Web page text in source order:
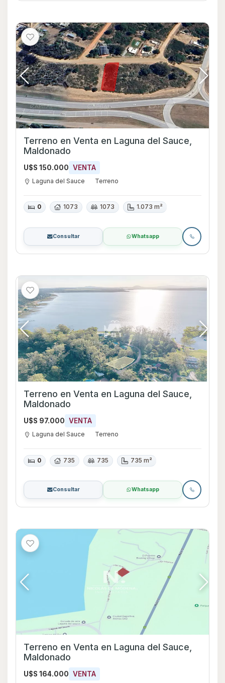
Terreno en Venta en Laguna del Sauce,
Maldonado
U$S 150.000 VENTA
Laguna del Sauce Terreno
0 1073 1073 1.073 m²
Consultar Whatsapp
Terreno en Venta en Laguna del Sauce,
Maldonado
U$S 97.000 VENTA
Laguna del Sauce Terreno
0 735 735 735 m²
Consultar Whatsapp
Terreno en Venta en Laguna del Sauce,
Maldonado
U$S 164.000 VENTA